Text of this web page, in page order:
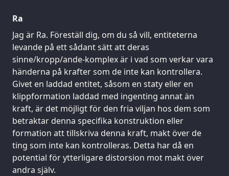
Ra
Jag är Ra. Föreställ dig, om du så vill, entiteterna
levande på ett sådant sätt att deras
sinne/kropp/ande-komplex är i vad som verkar vara
händerna på krafter som de inte kan kontrollera.
Givet en laddad entitet, såsom en staty eller en
klippformation laddad med ingenting annat än
kraft, är det möjligt för den fria viljan hos dem som
betraktar denna specifika konstruktion eller
formation att tillskriva denna kraft, makt över de
ting som inte kan kontrolleras. Detta har då en
potential för ytterligare distorsion mot makt över
andra själv.